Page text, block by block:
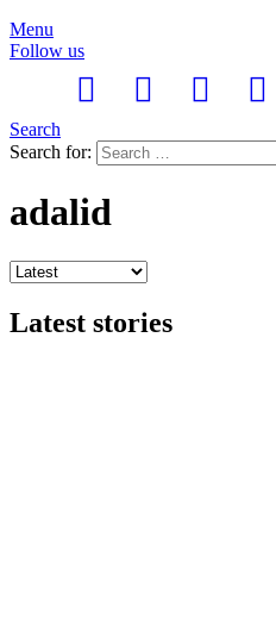
Menu
Follow us
Search
Search for:
adalid
Latest stories